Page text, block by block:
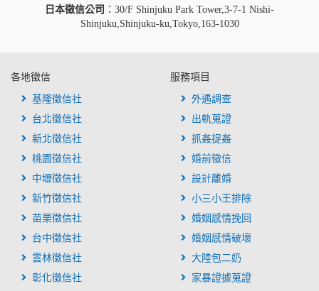
日本徵信公司 ：30/F Shinjuku Park Tower,3-7-1 Nishi-
Shinjuku,Shinjuku-ku,Tokyo,163-1030
各地徵信
基隆徵信社
台北徵信社
新北徵信社
桃園徵信社
中壢徵信社
新竹徵信社
苗栗徵信社
台中徵信社
雲林徵信社
彰化徵信社
服務項目
外遇調查
出軌蒐證
抓姦捉姦
婚前徵信
設計離婚
小三小王排除
婚姻感情挽回
婚姻感情破壞
大陸包二奶
家暴證據蒐證